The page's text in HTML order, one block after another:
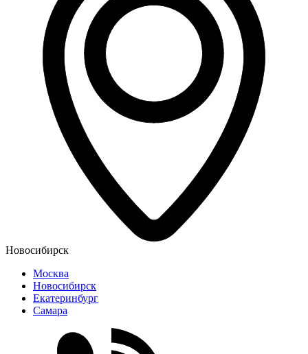
Новосибирск
Москва
Новосибирск
Екатеринбург
Самара